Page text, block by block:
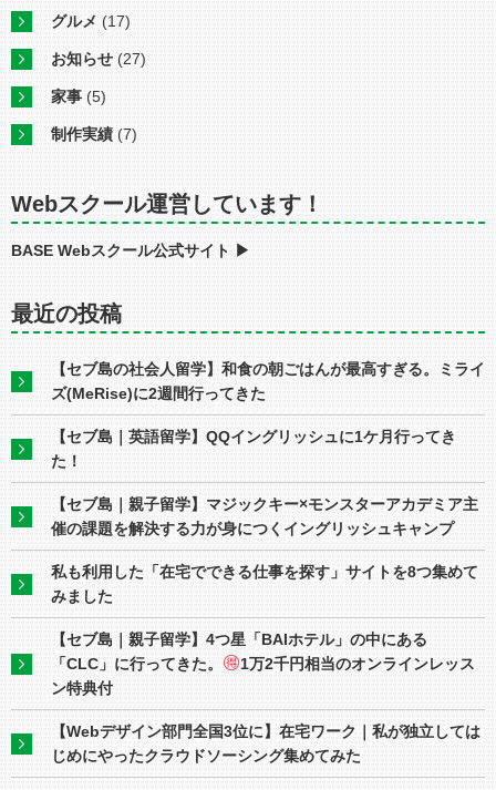
グルメ (17)
お知らせ (27)
家事 (5)
制作実績(7)
Webスクール運営しています！
BASE Webスクール公式サイト ▶︎
最近の投稿
【セブ島の社会人留学】和食の朝ごはんが最高すぎる。ミライ
ズ(MeRise)に2週間行ってきた
【セブ島｜英語留学】QQイングリッシュに1ケ月行ってき
た！
【セブ島｜親子留学】マジックキー×モンスターアカデミア主
催の課題を解決する力が身につくイングリッシュキャンプ
私も利用した「在宅でできる仕事を探す」サイトを8つ集めて
みました
【セブ島｜親子留学】4つ星「BAIホテル」の中にある
「CLC」に行ってきた。
1万2千円相当のオンラインレッス
ン特典付
【Webデザイン部門全国3位に】在宅ワーク｜私が独立しては
じめにやったクラウドソーシング集めてみた